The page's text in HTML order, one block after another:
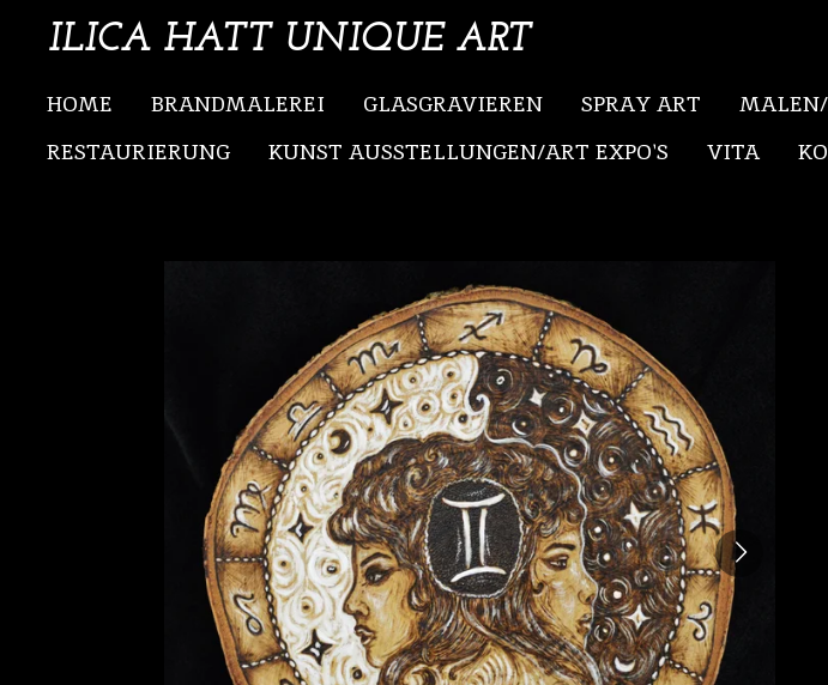
Zum
springen
ILICA HATT UNIQUE ART
HOME BRANDMALEREI GLASGRAVIEREN SPRAY ART
RESTAURIERUNG
KUNST AUSSTELLUNGEN/ART EXPO'S VITA